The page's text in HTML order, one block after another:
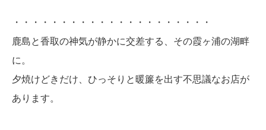
・・・・・・・・・・・・・・・・・・・・・
鹿島と香取の神気が静かに交差する、その霞ヶ浦の湖畔
に。
夕焼けどきだけ、ひっそりと暖簾を出す不思議なお店が
あります。